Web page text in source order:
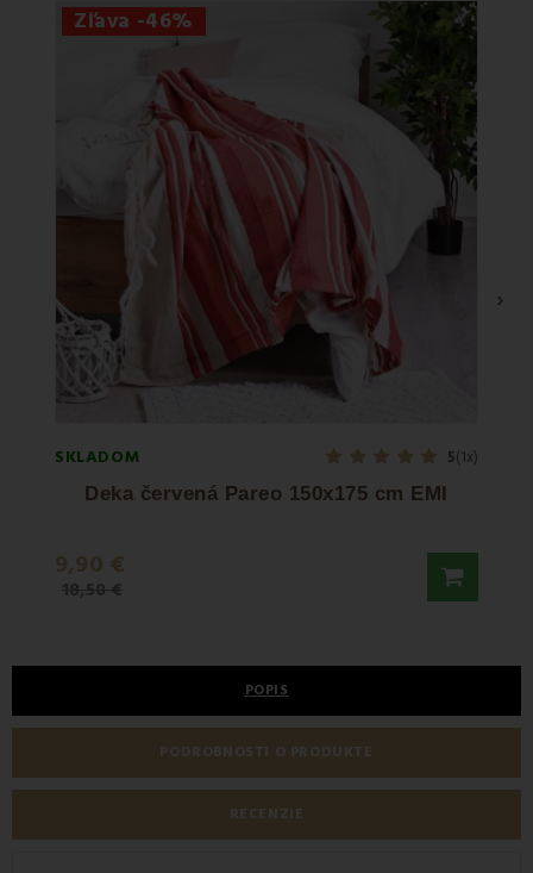
Zľava -46%
SKLADOM 5(1x)
Deka červená Pareo 150x175 cm EMI
9,90 €
18,50 €
›
POPIS
PODROBNOSTI O PRODUKTE
RECENZIE